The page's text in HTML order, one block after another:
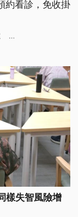
約看診，免收掛
...
樣失智風險增